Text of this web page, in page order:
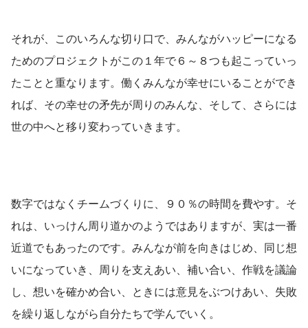
それが、このいろんな切り口で、みんながハッピーになる
ためのプロジェクトがこの１年で６～８つも起こっていっ
たことと重なります。働くみんなが幸せにいることができ
れば、その幸せの矛先が周りのみんな、そして、さらには
世の中へと移り変わっていきます。
数字ではなくチームづくりに、９０％の時間を費やす。そ
れは、いっけん周り道かのようではありますが、実は一番
近道でもあったのです。みんなが前を向きはじめ、同じ想
いになっていき、周りを支えあい、補い合い、作戦を議論
し、想いを確かめ合い、ときには意見をぶつけあい、失敗
を繰り返しながら自分たちで学んでいく。